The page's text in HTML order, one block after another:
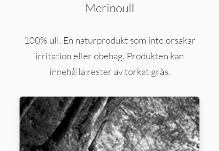
Merinoull
100% ull. En naturprodukt som inte orsakar
irritation eller obehag. Produkten kan
innehålla rester av torkat gräs.